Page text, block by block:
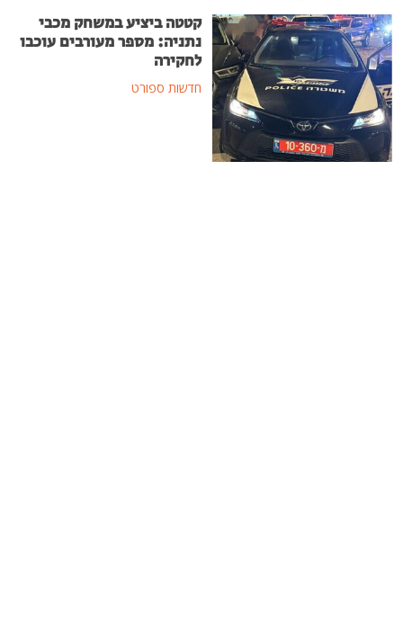
קטטה ביציע במשחק מכבי
נתניה: מספר מעורבים עוכבו
לחקירה
חדשות ספורט